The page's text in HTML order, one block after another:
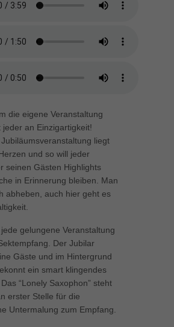
die eigene Veranstaltung
jeder an Einzigartigkeit!
liegt
und so will jeder
seinen Gästen Highlights
in Erinnerung bleiben. Man
abheben, auch hier geht es
gelungene Veranstaltung
Der Jubilar
Gäste und im Hintergrund
ein smart klingendes
“Lonely Saxophon” steht
erster Stelle für die
Untermalung zum Empfang.